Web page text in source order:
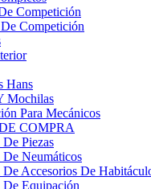
Competición
Competición
Hans
Mochilas
Para Mecánicos
COMPRA
Piezas
De Neumáticos
De Accesorios De
De Equipación